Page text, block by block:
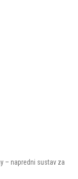
– napredni sustav za